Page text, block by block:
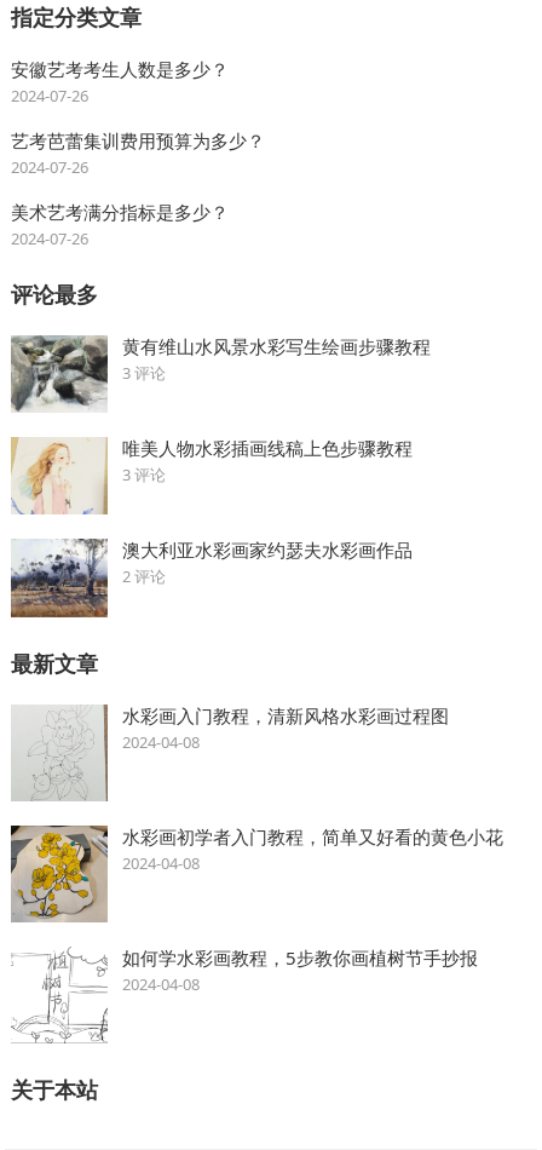
指定分类文章
安徽艺考考生人数是多少？
2024-07-26
艺考芭蕾集训费用预算为多少？
2024-07-26
美术艺考满分指标是多少？
2024-07-26
评论最多
黄有维山水风景水彩写生绘画步骤教程
3 评论
唯美人物水彩插画线稿上色步骤教程
3 评论
澳大利亚水彩画家约瑟夫水彩画作品
2 评论
最新文章
水彩画入门教程，清新风格水彩画过程图
2024-04-08
水彩画初学者入门教程，简单又好看的黄色小花
2024-04-08
如何学水彩画教程，5步教你画植树节手抄报
2024-04-08
关于本站